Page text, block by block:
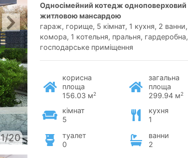
1/20
односімейний котедж одноповерховий з
житловою мансардою
гараж, горище, 5 кімнат, 1 кухня, 2 ванни,
комора, 1 котельня, пральня, гардеробна,
господарське приміщення
корисна
площа
156.03 м2
загальна
площа
299.94 м2
кімнат
5
кухня
1
туалет
0
ванни
2